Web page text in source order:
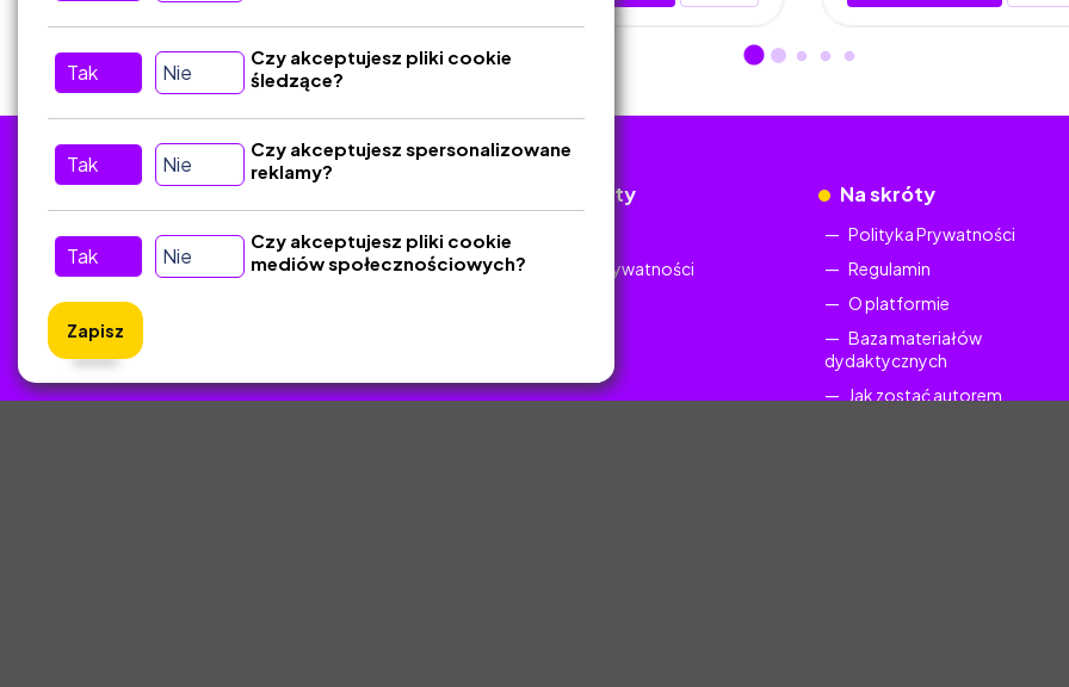
Tu nas znajdziesz
Kontakt
Śledź nas w Social Media
Dokumenty
Polityka Prywatności
Na skróty
Polityka Prywatności
Regulamin
O platformie
Baza materiałów
dydaktycznych
Jak zostać autorem
Tak Nie
Czy akceptujesz pliki cookie
śledzące?
Tak Nie
Czy akceptujesz spersonalizowane
reklamy?
Tak Nie
Czy akceptujesz pliki cookie
mediów społecznościowych?
Zapisz